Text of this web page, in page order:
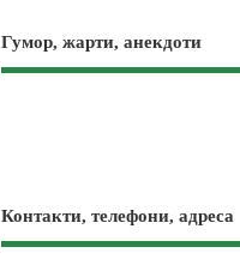
Гумор, жарти, анекдоти
Контакти, телефони, адреса